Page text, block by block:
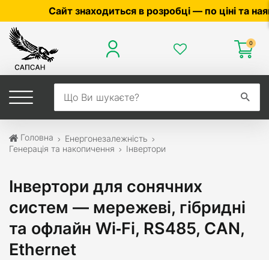
знаходиться в розробці — по ціні та наявності
0
Головна
Енергонезалежність
Генерація та накопичення
Інвертори
Інвертори для сонячних
систем — мережеві, гібридні
та офлайн Wi‑Fi, RS485, CAN,
Ethernet